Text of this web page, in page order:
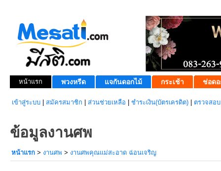
หน้าแรก พวงหรีด แจกันดอกไม้ กระเช้า ช่อดอ
เข้าสู่ระบบ สมัครสมาชิก ส่วนช่วยเหลือ ชำระเงิน(บัตรเครดิต) ตรวจสอ
ข้อมูลงานศพ
หน้าแรก > งานศพ > งานศพคุณแม่สะอาด ฉ่อนเจริญ